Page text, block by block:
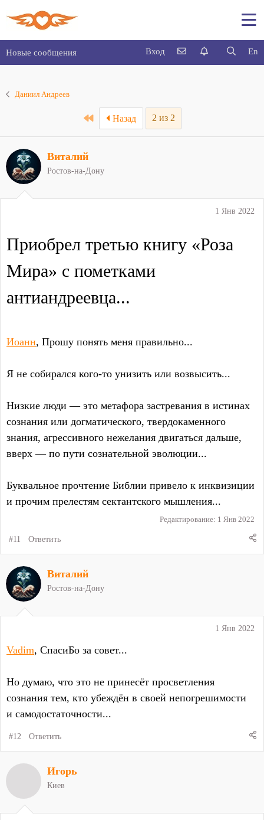
Новые сообщения En
Вход
Даниил Андреев
First Назад 2 из 2
1 Янв 2022
Приобрел третью книгу «Роза
Мира» с пометками
антиандреевца...
Иоанн, Прошу понять меня правильно...
Я не собирался кого-то унизить или возвысить...
Низкие люди — это метафора застревания в истинах
сознания или догматического, твердокаменного
знания, агрессивного нежелания двигаться дальше,
вверх — по пути сознательной эволюции...
Буквальное прочтение Библии привело к инквизиции
и прочим прелестям сектантского мышления...
Редактирование: 1 Янв 2022
#11 Ответить
Виталий
Ростов-на-Дону
1 Янв 2022
Vadim, СпасиБо за совет...
Но думаю, что это не принесёт просветления
сознания тем, кто убеждён в своей непогрешимости
и самодостаточности...
#12 Ответить
Виталий
Ростов-на-Дону
Игорь
Киев